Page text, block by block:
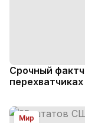
Срочный
Мир